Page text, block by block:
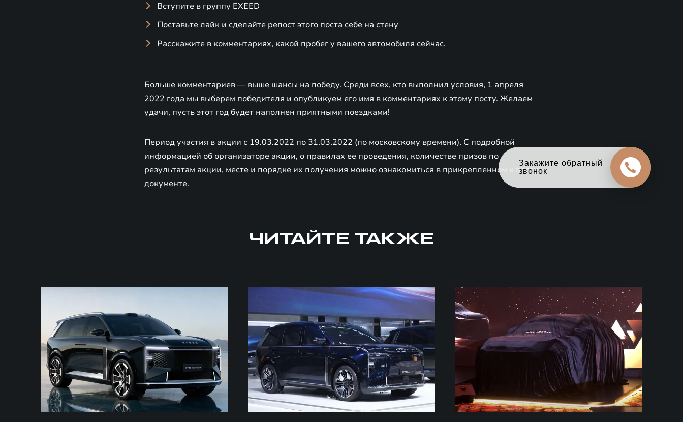
Вступите в группу EXEED
Поставьте лайк и сделайте репост этого поста себе на стену
Расскажите в комментариях, какой пробег у вашего автомобиля сейчас.
Больше комментариев — выше шансы на победу. Среди всех, кто выполнил условия, 1 апреля
2022 года мы выберем победителя и опубликуем его имя в комментариях к этому посту. Желаем
удачи, пусть этот год будет наполнен приятными поездками!
Период участия в акции с 19.03.2022 по 31.03.2022 (по московскому времени). С подробной
информацией об организаторе акции, о правилах ее проведения, количестве призов по
результатам акции, месте и порядке их получения можно ознакомиться в прикрепленном к посту
документе.
ЧИТАЙТЕ ТАКЖЕ
Оцените свой авто
в обмен на новый